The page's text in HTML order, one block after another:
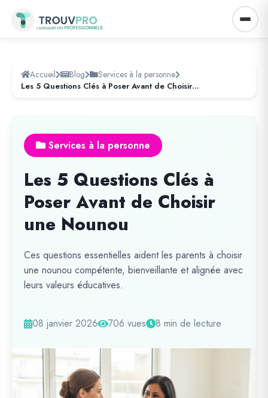
Accueil Blog Services à la personne
Les 5 Questions Clés à Poser Avant de Choisir une Nounou
Services à la personne
Les 5 Questions Clés à
Poser Avant de Choisir
une Nounou
Ces questions essentielles aident les parents à choisir
une nounou compétente, bienveillante et alignée avec
leurs valeurs éducatives.
08 janvier 2026 706 vues 8 min de lecture